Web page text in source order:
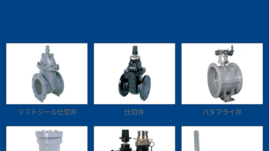
ソフトシール仕切弁 仕切弁 バタフライ弁